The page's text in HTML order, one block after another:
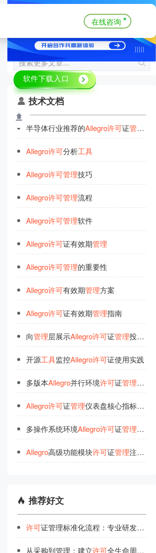
在线咨询
技术文档
半导体行业推荐的Allegro许可证管理
Allegro许可分析工具
Allegro许可管理技巧
Allegro许可管理流程
Allegro许可管理软件
Allegro许可证有效期管理
Allegro许可管理的重要性
Allegro许可有效期管理方案
Allegro许可证有效期管理指南
向管理层展示Allegro许可证管理投资价值
开源工具监控Allegro许可证使用实践
多版本Allegro并行环境许可证管理方案
Allegro许可证管理仪表盘核心指标解读
多操作系统环境Allegro许可证管理要点
Allegro高级功能模块许可证管理注意事项
推荐好文
许可证管理标准化流程：专业研发团队的经验总结
从采购到管理：建立许可全生命周期管理体系